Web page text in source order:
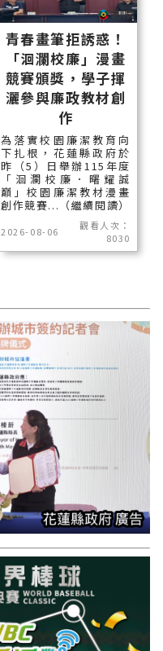
青春畫筆拒誘惑！
「洄瀾校廉」漫畫
競賽頒獎，學子揮
灑參與廉政教材創
作
為落實校園廉潔教育向
下扎根，花蓮縣政府於
昨（5）日舉辦115年度
「洄瀾校廉．曙耀誠
巔」校園廉潔教材漫畫
創作競賽...（繼續閱讀）
2026-08-06
觀看人次：
8030